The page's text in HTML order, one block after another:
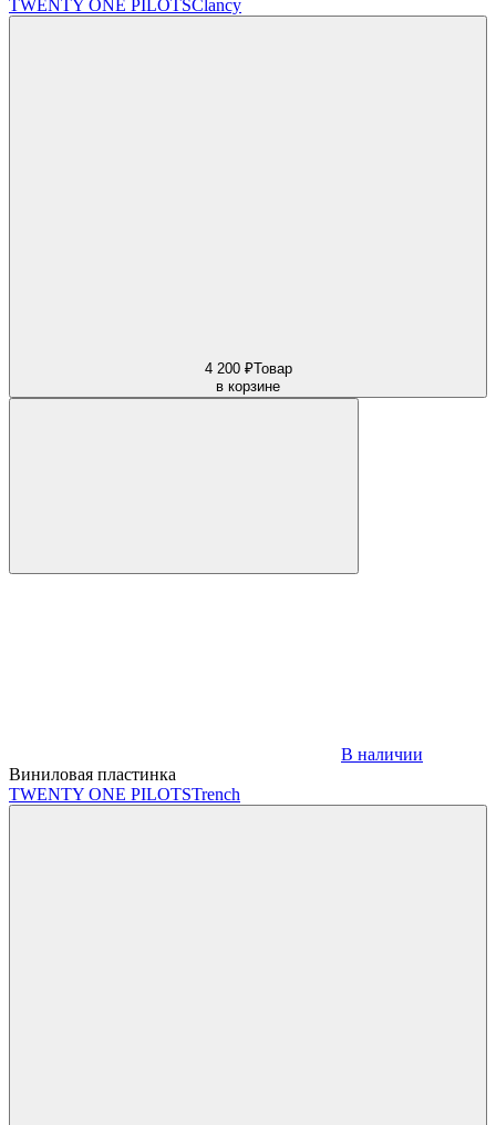
TWENTY ONE PILOTSClancy
4 200 ₽Товар
в корзине
В наличии
Виниловая пластинка
TWENTY ONE PILOTSTrench